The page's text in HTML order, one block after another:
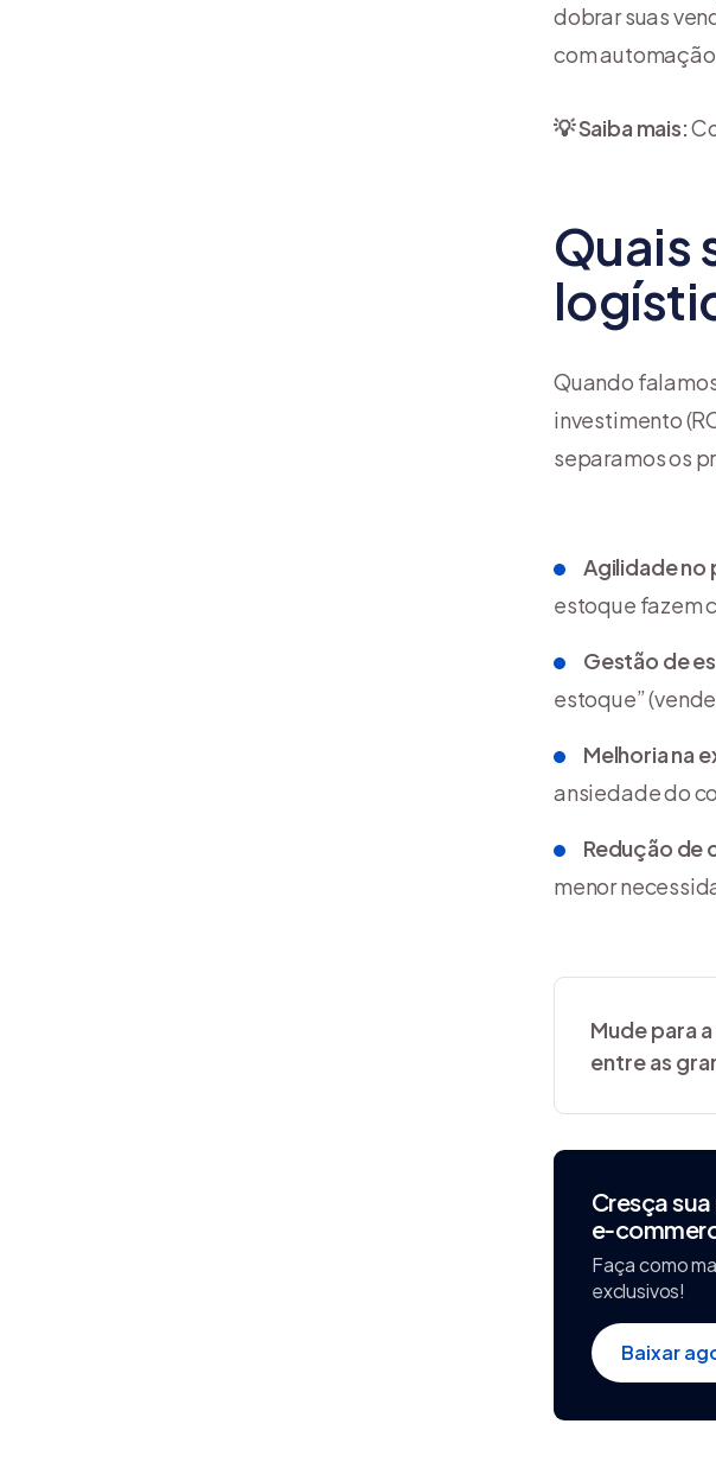
dobrar suas
com
💡 Saiba mais:
Quais
Quando
investimento
separamos os
Agilidade no
estoque fazem
Gestão de
estoque”
Melhoria na
ansiedade do
Redução de
menor
Mude para
entre as
Cresça
Faça como
exclusivos!
Baixar